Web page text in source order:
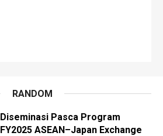
RANDOM
Diseminasi Pasca Program
FY2025 ASEAN–Japan Exchange